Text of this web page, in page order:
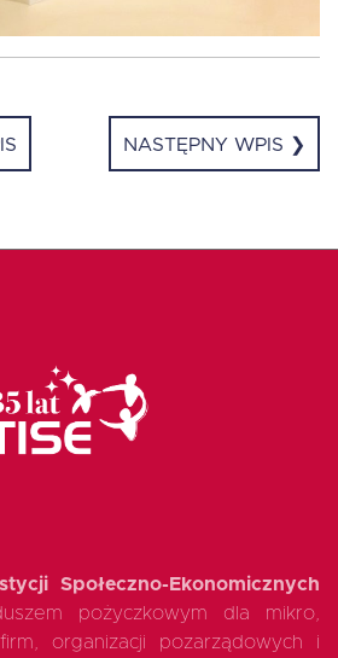
NASTĘPNY WPIS ❯
Społeczno-Ekonomicznych
pożyczkowym dla mikro,
organizacji pozarządowych i